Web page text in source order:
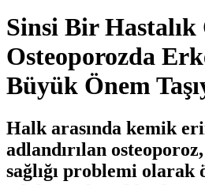
Sinsi Bir Hastalık
Osteoporozda
Büyük Önem
Halk arasında kemik
adlandırılan
sağlığı problemi olarak